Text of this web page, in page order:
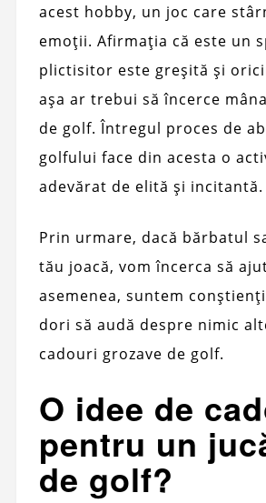
acest hobby, un joc care
emoții. Afirmația că este un
plictisitor este greșită și
așa ar trebui să încerce
de golf. Întregul proces de
golfului face din acesta o
adevărat de elită și incitantă.
Prin urmare, dacă bărbatul
tău joacă, vom încerca să
asemenea, suntem
dori să audă despre nimic
cadouri grozave de golf.
O idee de
pentru un
de golf?